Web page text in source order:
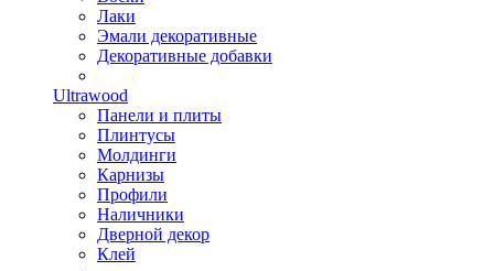
Лаки
Эмали декоративные
Декоративные добавки
Ultrawood
Панели и плиты
Плинтусы
Молдинги
Карнизы
Профили
Наличники
Дверной декор
Клей